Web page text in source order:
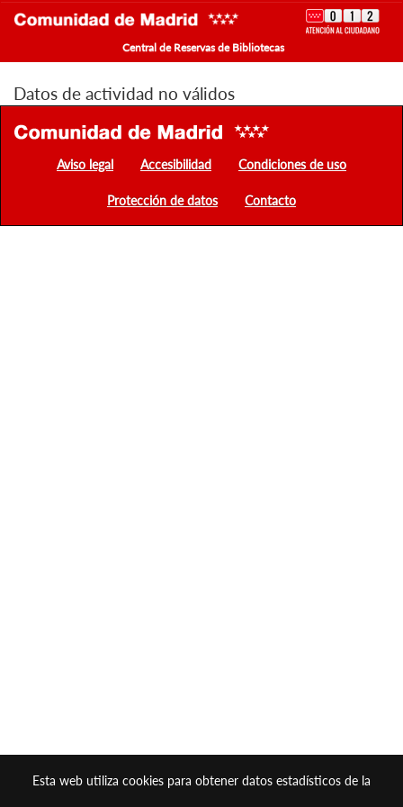
Central de Reservas de Bibliotecas
Datos de actividad no válidos
Esta web utiliza cookies para obtener datos estadísticos de la
Aviso legal Accesibilidad Condiciones de uso
Protección de datos Contacto